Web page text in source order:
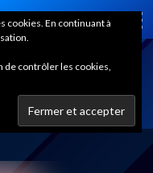
cookies. En continuant à
de contrôler les cookies,